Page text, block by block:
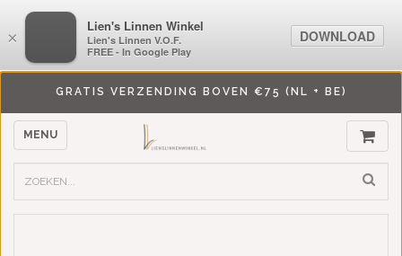
GRATIS VERZENDING BOVEN €75 (NL + BE)
MENU
×
LiensLinnenwinkel.nl
Lien's Linnen V.O.F.
FREE - In Google Play
DOWNLOAD
×
Lien's Linnen Winkel
Lien's Linnen V.O.F.
FREE - In Google Play
DOWNLOAD